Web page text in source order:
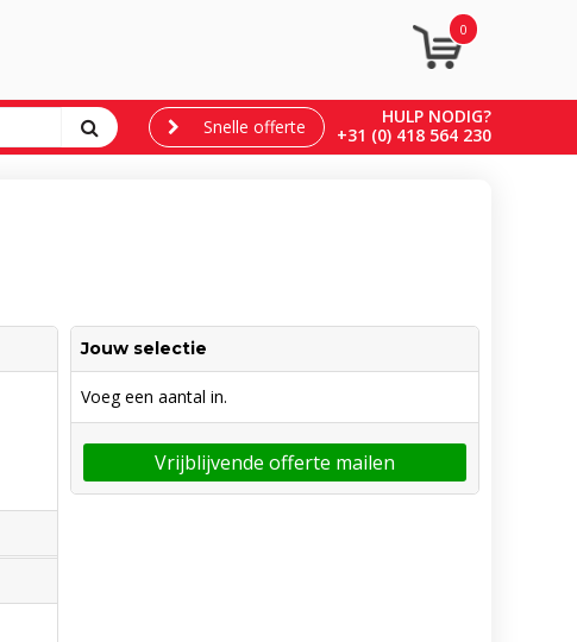
0
HULP NODIG?
+31 (0) 418 564 230
Snelle offerte
Jouw selectie
Voeg een aantal in.
Vrijblijvende offerte mailen